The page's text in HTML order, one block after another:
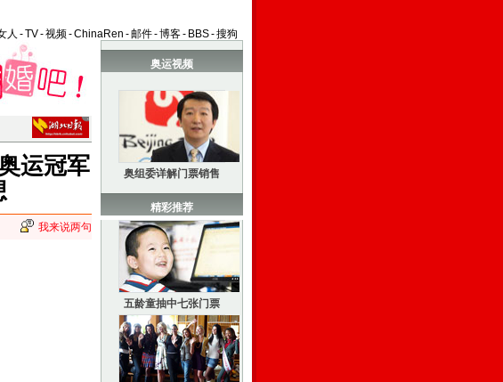
人 -TV-视频-ChinaRen -邮件-博客- BBS-搜狗
运冠军
我来说两句
奥运视频
奥组委详解门票销售
精彩推荐
五龄童抽中七张门票